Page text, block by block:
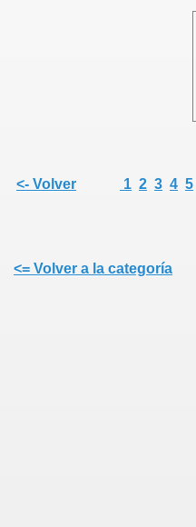
<- Volver 1 2 3 4 5
<= Volver a la categoría